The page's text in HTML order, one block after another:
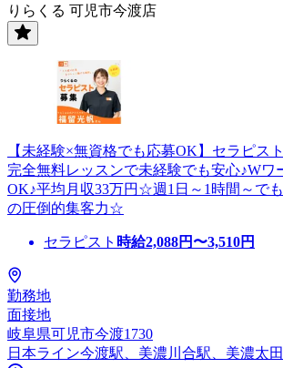
りらくる 可児市今渡店
【未経験×無資格でも応募OK】セラピス
完全無料レッスンで未経験でも安心♪Wワ
OK♪平均月収33万円☆週1日～1時間～で
の圧倒的集客力☆
セラピスト 時給2,088円〜3,510円
勤務地
面接地
岐阜県可児市今渡1730
日本ライン今渡駅、美濃川合駅、美濃太